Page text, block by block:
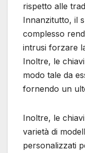
rispetto alle
Innanzitutto, il
complesso
intrusi forzare
Inoltre, le
modo tale da
fornendo un
Inoltre, le
varietà di
personalizzati